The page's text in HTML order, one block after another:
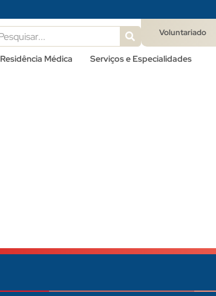
Voluntariado
Residência Médica Serviços e Especialidades